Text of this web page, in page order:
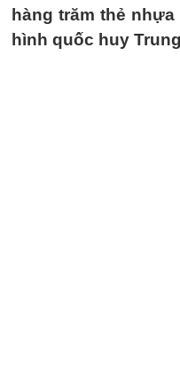
hàng trăm thẻ
hình quốc huy